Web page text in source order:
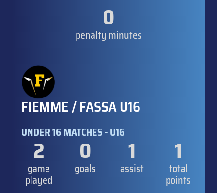
0
penalty minutes
FIEMME / FASSA U16
UNDER 16 MATCHES - U16
2
game
played
0
goals
1
assist
1
total
points